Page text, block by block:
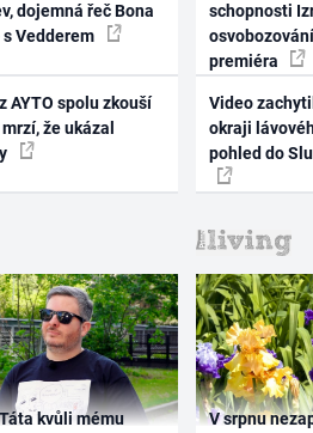
dojemná řeč Bona
Vedderem
AYTO spolu zkouší
že ukázal
schopnosti
premiéra
Video
okraji
pohled do
kvůli mému
V srpnu